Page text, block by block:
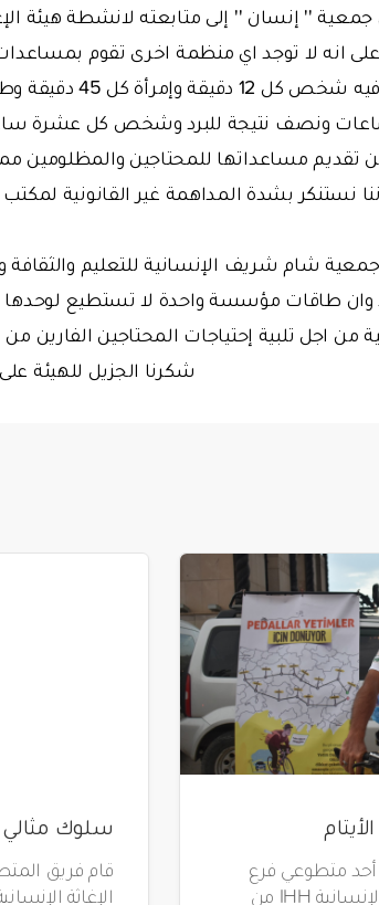
'' إنسان '' إلى متابعته لانشطة هيئة
انه لا توجد اي منظمة اخرى تقوم
ونصف نتيجة للبرد وشخص كل عشرة
تقديم مساعداتها للمحتاجين والمظلومين
نستنكر بشدة المداهمة غير القانونية
شام شريف الإنسانية للتعليم والثقافة
طاقات مؤسسة واحدة لا تستطيع لوحدها
من اجل تلبية إحتياجات المحتاجين الفارين
شكرنا الجزيل للهيئة
متطوعي فرع
ملاطيا في هيئة الإغاثة الإنسانية IHH من
سلوك
قام فريق